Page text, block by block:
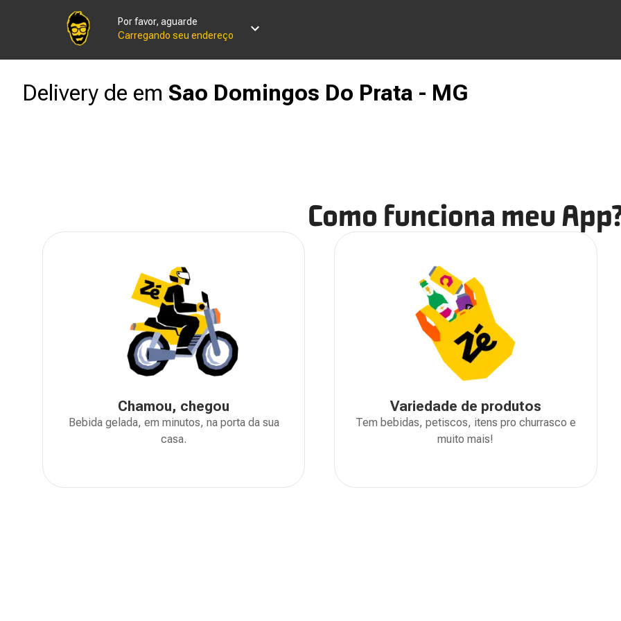
Por favor, aguarde
Carregando seu endereço
Delivery de em Sao Domingos Do Prata - MG
Como funciona meu
Chamou, chegou
Bebida gelada, em minutos, na porta da sua
casa.
Variedade de produtos
Tem bebidas, petiscos, itens pro churrasco e
muito mais!